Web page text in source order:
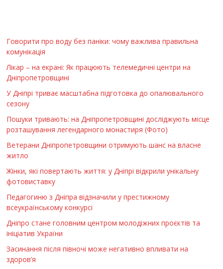
Говорити про воду без паніки: чому важлива правильна
комунікація
Лікар – на екрані: Як працюють телемедичні центри на
Дніпропетровщині
У Дніпрі триває масштабна підготовка до опалювального
сезону
Пошуки тривають: на Дніпропетровщині досліджують місце
розташування легендарного монастиря (Фото)
Ветерани Дніпропетровщини отримують шанс на власне
житло
Жінки, які повертають життя: у Дніпрі відкрили унікальну
фотовиставку
Педагогиню з Дніпра відзначили у престижному
всеукраїнському конкурсі
Дніпро стане головним центром молодіжних проєктів та
ініціатив України
Засинання після півночі може негативно впливати на
здоров’я